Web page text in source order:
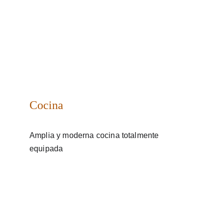
Cocina
Amplia y moderna cocina totalmente
equipada